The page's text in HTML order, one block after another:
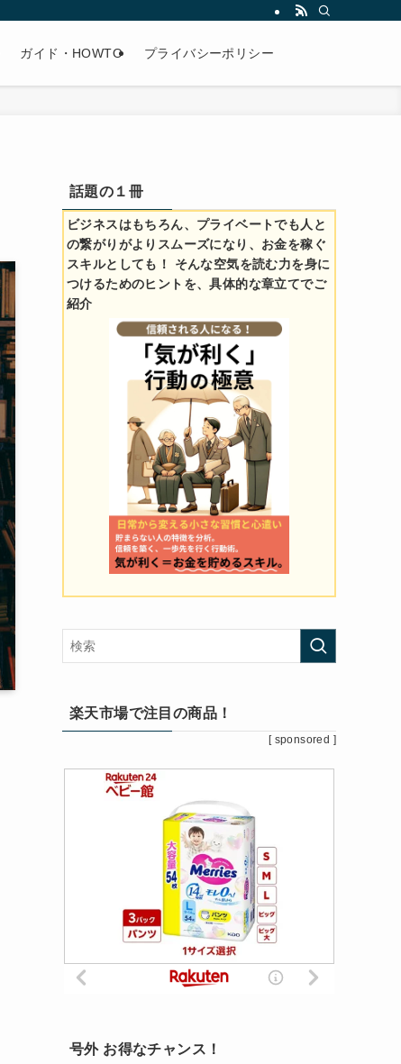
ガイド・HOWTO プライバシーポリシー
話題の１冊
ビジネスはもちろん、プライベートでも人と
の繋がりがよりスムーズになり、お金を稼ぐ
スキルとしても！ そんな空気を読む力を身に
つけるためのヒントを、具体的な章立てでご
紹介
楽天市場で注目の商品！
[ sponsored ]
号外 お得なチャンス！